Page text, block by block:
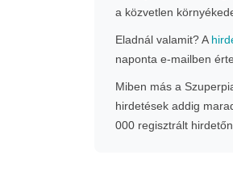
a közvetlen
Eladnál valamit? A
naponta e-mailben
Miben más a
hirdetések addig
000 regisztrált